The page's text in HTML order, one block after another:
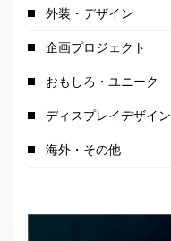
外装・デザイン
企画プロジェクト
おもしろ・ユニーク
ディスプレイデザイン
海外・その他